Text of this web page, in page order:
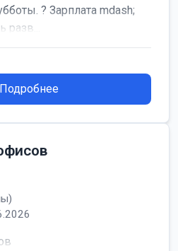
? Зарплата mdash;
Подробнее